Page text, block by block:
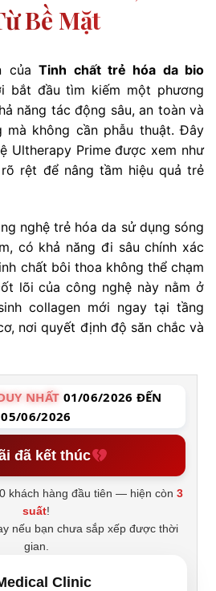
Bề Mặt
củaTinh chất trẻ hóa da bio
bắt đầu tìm kiếm một phương
năng tác động sâu, an toàn và
mà không cần phẫu thuật. Đây
Ultherapy Prime được xem như
rệt để nâng tầm hiệu quả trẻ
nghệ trẻ hóa da sử dụng sóng
có khả năng đi sâu chính xác
chất bôi thoa không thể chạm
lõi của công nghệ này nằm ở
collagen mới ngay tại tầng
nơi quyết định độ săn chắc và
NHẤT 01/06/2026 ĐẾN
05/06/2026
đã kết thúc
khách hàng đầu tiên — hiện còn3
suất!
nếu bạn chưa sắp xếp được thời
gian.
Clinic